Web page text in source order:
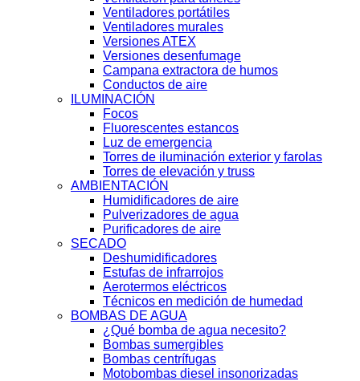
Ventiladores portátiles
Ventiladores murales
Versiones ATEX
Versiones desenfumage
Campana extractora de humos
Conductos de aire
ILUMINACIÓN
Focos
Fluorescentes estancos
Luz de emergencia
Torres de iluminación exterior y farolas
Torres de elevación y truss
AMBIENTACIÓN
Humidificadores de aire
Pulverizadores de agua
Purificadores de aire
SECADO
Deshumidificadores
Estufas de infrarrojos
Aerotermos eléctricos
Técnicos en medición de humedad
BOMBAS DE AGUA
¿Qué bomba de agua necesito?
Bombas sumergibles
Bombas centrífugas
Motobombas diesel insonorizadas